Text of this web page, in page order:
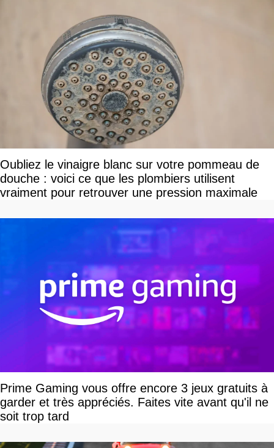
Oubliez le vinaigre blanc sur votre pommeau de
douche : voici ce que les plombiers utilisent
vraiment pour retrouver une pression maximale
Prime Gaming vous offre encore 3 jeux gratuits à
garder et très appréciés. Faites vite avant qu'il ne
soit trop tard